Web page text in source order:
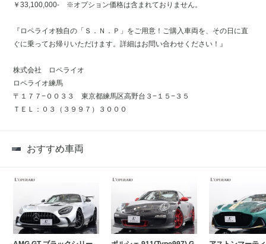
￥33,100,000- ※オプション価格は含まれておりません。
『ロペライオ独自の「Ｓ．Ｎ．Ｐ」をご用意！ご購入車両を、その日に直
ぐに乗ってお帰りいただけます。詳細はお問い合わせください！』
株式会社 ロペライオ
ロペライオ練馬
〒１７７−００３３ 東京都練馬区高野台３−１５−３５
ＴＥＬ：０３（３９９７）３０００
おすすめ車両